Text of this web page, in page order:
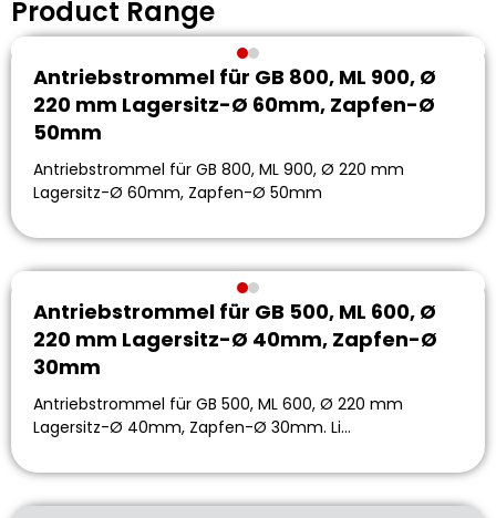
Product Range
Antriebstrommel für GB 800, ML 900, Ø
220 mm Lagersitz-Ø 60mm, Zapfen-Ø
50mm
Antriebstrommel für GB 800, ML 900, Ø 220 mm
Lagersitz-Ø 60mm, Zapfen-Ø 50mm
Antriebstrommel für GB 500, ML 600, Ø
220 mm Lagersitz-Ø 40mm, Zapfen-Ø
30mm
Antriebstrommel für GB 500, ML 600, Ø 220 mm
Lagersitz-Ø 40mm, Zapfen-Ø 30mm. Li…